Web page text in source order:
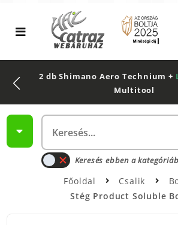
2 db Shimano Aero Technium +
Multitool
Keresés ebben a
Főoldal Csalik
Stég Product Soluble